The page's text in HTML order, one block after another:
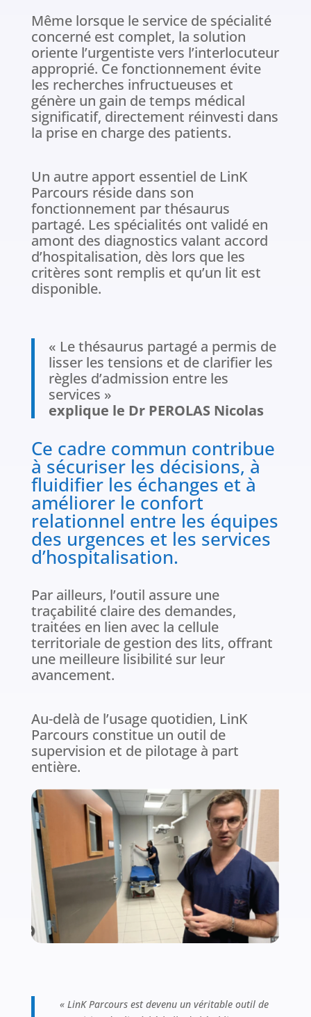
Même lorsque le service de spécialité
concerné est complet, la solution
oriente l’urgentiste vers l’interlocuteur
approprié. Ce fonctionnement évite
les recherches infructueuses et
génère un gain de temps médical
significatif, directement réinvesti dans
la prise en charge des patients.
Un autre apport essentiel de LinK
Parcours réside dans son
fonctionnement par thésaurus
partagé. Les spécialités ont validé en
amont des diagnostics valant accord
d’hospitalisation, dès lors que les
critères sont remplis et qu’un lit est
disponible.
« Le thésaurus partagé a permis de
lisser les tensions et de clarifier les
règles d’admission entre les
services »
explique le Dr PEROLAS Nicolas
Ce cadre commun contribue
à sécuriser les décisions, à
fluidifier les échanges et à
améliorer le confort
relationnel entre les équipes
des urgences et les services
d’hospitalisation.
Par ailleurs, l’outil assure une
traçabilité claire des demandes,
traitées en lien avec la cellule
territoriale de gestion des lits, offrant
une meilleure lisibilité sur leur
avancement.
Au-delà de l’usage quotidien, LinK
Parcours constitue un outil de
supervision et de pilotage à part
entière.
« LinK Parcours est devenu un véritable outil de